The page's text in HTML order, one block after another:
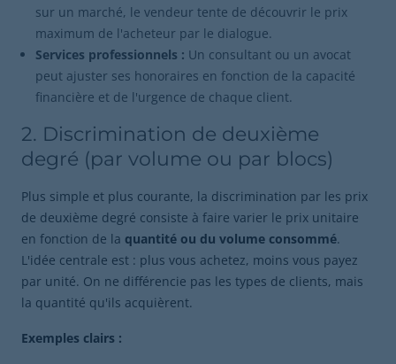
sur un marché, le vendeur tente de découvrir le prix
maximum de l'acheteur par le dialogue.
Services professionnels : Un consultant ou un avocat
peut ajuster ses honoraires en fonction de la capacité
financière et de l'urgence de chaque client.
2. Discrimination de deuxième
degré (par volume ou par blocs)
Plus simple et plus courante, la discrimination par les prix
de deuxième degré consiste à faire varier le prix unitaire
en fonction de la quantité ou du volume consommé.
L'idée centrale est : plus vous achetez, moins vous payez
par unité. On ne différencie pas les types de clients, mais
la quantité qu'ils acquièrent.
Exemples clairs :